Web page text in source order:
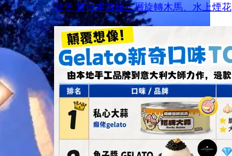
登堡 賞日本首座三層旋轉木馬、水上煙花